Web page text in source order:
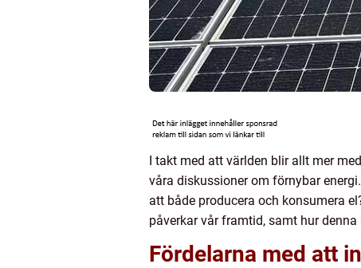
I takt med att världen blir allt mer
våra diskussioner om förnybar
att både producera och konsumera
påverkar vår framtid, samt hur
Fördelarna med att